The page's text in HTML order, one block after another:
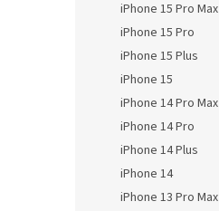
iPhone 15 Pro Max
iPhone 15 Pro
iPhone 15 Plus
iPhone 15
iPhone 14 Pro Max
iPhone 14 Pro
iPhone 14 Plus
iPhone 14
iPhone 13 Pro Max